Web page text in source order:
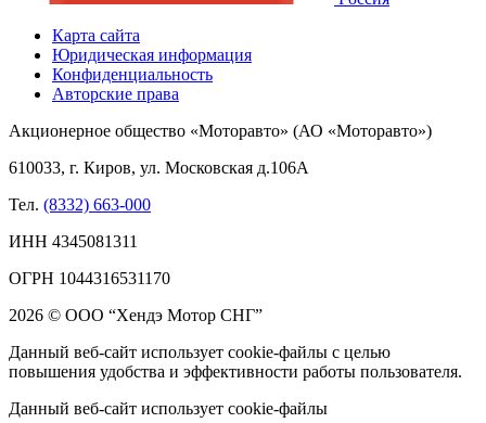
Карта сайта
Юридическая информация
Конфиденциальность
Авторские права
Акционерное общество «Моторавто» (АО «Моторавто»)
610033, г. Киров, ул. Московская д.106А
Тел. (8332) 663-000
ИНН 4345081311
ОГРН 1044316531170
2026 © ООО “Хендэ Мотор СНГ”
Данный веб-сайт использует cookie-файлы с целью
повышения удобства и эффективности работы пользователя.
Данный веб-сайт использует cookie-файлы